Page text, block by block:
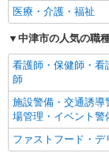
医療・介護・福祉
中津市の人気の職
看護師・保健師・看
師
施設警備・交通誘導
場管理・イベント警
ファストフード・デ